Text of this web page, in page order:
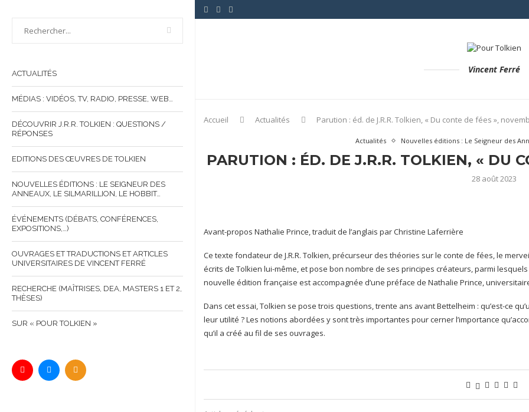
ACTUALITÉS
MÉDIAS : VIDÉOS, TV, RADIO, PRESSE, WEB…
DÉCOUVRIR J.R.R. TOLKIEN : QUESTIONS /
RÉPONSES
EDITIONS DES ŒUVRES DE TOLKIEN
NOUVELLES ÉDITIONS : LE SEIGNEUR DES
ANNEAUX, LE SILMARILLION, LE HOBBIT…
ÉVÉNEMENTS (DÉBATS, CONFÉRENCES,
EXPOSITIONS,…)
OUVRAGES ET TRADUCTIONS ET ARTICLES
UNIVERSITAIRES DE VINCENT FERRÉ
RECHERCHE (MAÎTRISES, DEA, MASTERS 1 ET 2,
THÈSES)
SUR « POUR TOLKIEN »
Vincent Ferré
Accueil Actualités Parution : éd. de J.R.R. Tolkien, « Du conte de fées »,
Actualités Nouvelles éditions : Le Seigneur des
PARUTION : ÉD. DE J.R.R. TOLKIEN, « DU
28 août 2023
Avant-propos Nathalie Prince, traduit de l’anglais par Christine Laferrière
Ce texte fondateur de J.R.R. Tolkien, précurseur des théories sur le conte de fées, le
écrits de Tolkien lui-même, et pose bon nombre de ses principes créateurs, parmi
nouvelle édition française est accompagnée d’une préface de Nathalie Prince,
Dans cet essai, Tolkien se pose trois questions, trente ans avant Bettelheim : qu’est-ce
leur utilité ? Les notions abordées y sont très importantes pour cerner l’importance
qu’il a créé au fil de ses ouvrages.